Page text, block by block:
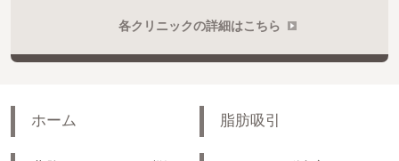
各クリニックの詳細はこちら
ホーム 脂肪吸引